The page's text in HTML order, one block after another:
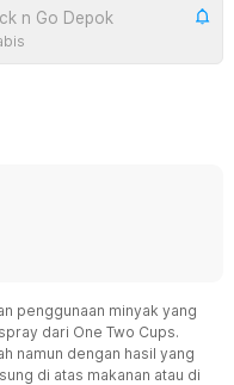
n Go Depok
penggunaan minyak yang
dari One Two Cups.
namun dengan hasil yang
di atas makanan atau di